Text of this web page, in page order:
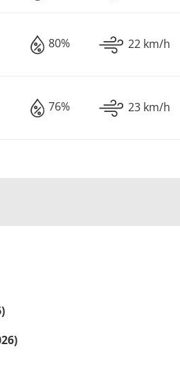
80% 22 km/h
76% 23 km/h